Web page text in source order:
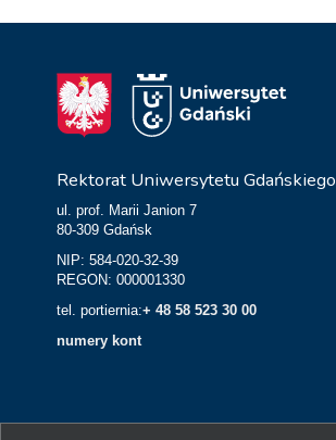
Rektorat Uniwersytetu Gdańskiego
ul. prof. Marii Janion 7
80-309 Gdańsk
NIP: 584-020-32-39
REGON: 000001330
tel. portiernia:+ 48 58 523 30 00
numery kont